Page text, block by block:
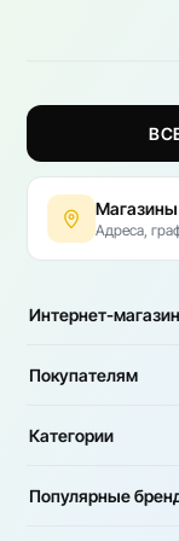
Адреса,
Интернет-магазин
Покупателям
Категории
Популярные